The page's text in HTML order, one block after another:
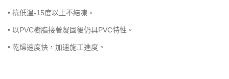
• 抗低溫-15度以上不結凍。
• 以PVC樹脂接著凝固後仍具PVC特性。
• 乾燥速度快，加速施工進度。